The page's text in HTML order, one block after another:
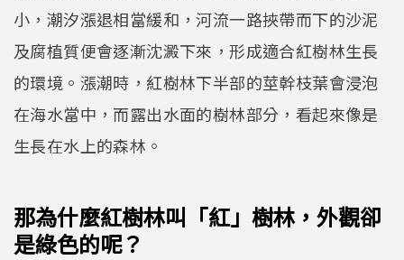
小，潮汐漲退相當緩和，河流一路挾帶而下的沙泥
及腐植質便會逐漸沈澱下來，形成適合紅樹林生長
的環境。漲潮時，紅樹林下半部的莖幹枝葉會浸泡
在海水當中，而露出水面的樹林部分，看起來像是
生長在水上的森林。
那為什麼紅樹林叫「紅」樹林，外觀卻
是綠色的呢？